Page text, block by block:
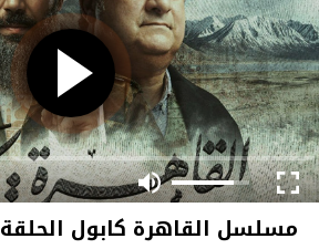
مسلسل القاهرة كابول الحلقة 18 الثامنة عشر